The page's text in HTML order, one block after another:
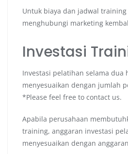
Untuk biaya dan jadwal
menghubungi marketing
Investasi
Investasi pelatihan selama dua
menyesuaikan dengan jumlah
*Please feel free to contact us.
Apabila perusahaan
training, anggaran investasi
menyesuaikan dengan